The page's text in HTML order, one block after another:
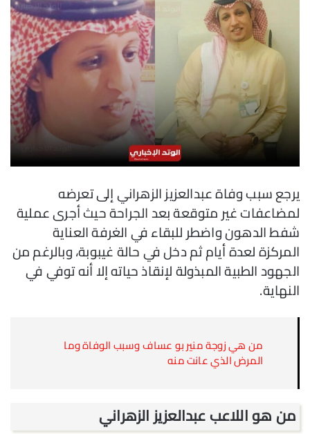
يرجع سبب وفاة عبدالعزيز الزهراني إلى تعرضه
لمضاعفات غير متوقعة بعد الجراحة حيث أجرى عملية
شفط الدهون واضطر للبقاء في الغرفة العناية
المركزة لعدة أيام ثم دخل في حالة غيبوبة، وبالرغم من
الجهود الطبية المبذولة لإنقاذ حياته إلا أنه توفي في
النهاية.
من هي زوجة منير بو عساف وسبب الوفاة وما
المرض الذي عانت منه
من هو اللاعب عبدالعزيز الزهراني